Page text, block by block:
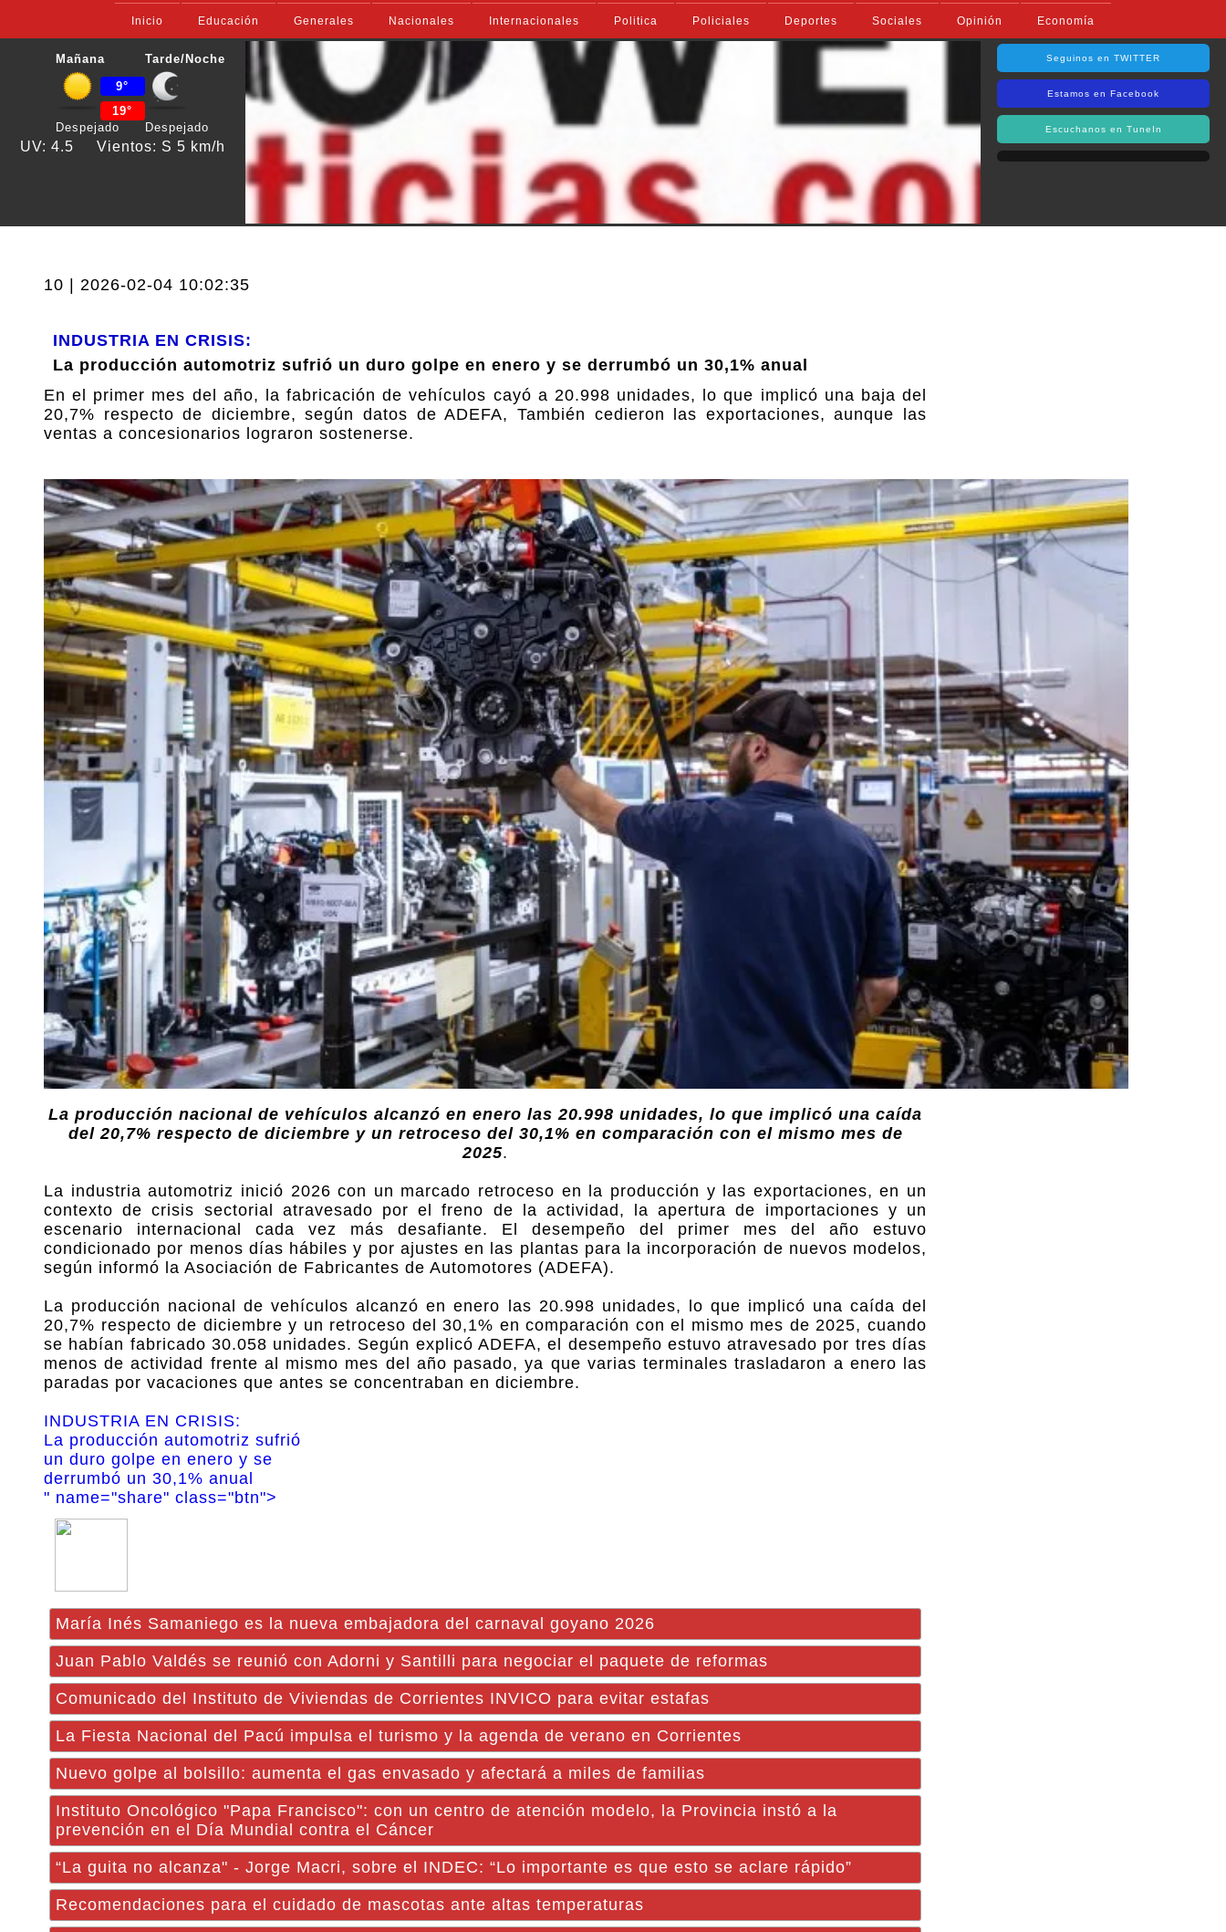
Inicio Educación Generales Nacionales Internacionales Politica Policiales Deportes Sociales Opinión Economía
Mañana
Despejado
9°
19°
Tarde/Noche
Despejado
UV: 4.5 Vientos: S 5 km/h
Seguinos en TWITTER
Estamos en Facebook
Escuchanos en TuneIn
10 | 2026-02-04 10:02:35
INDUSTRIA EN CRISIS:
La producción automotriz sufrió un duro golpe en enero y se derrumbó un 30,1% anual
En el primer mes del año, la fabricación de vehículos cayó a 20.998 unidades, lo que implicó una baja del
20,7% respecto de diciembre, según datos de ADEFA, También cedieron las exportaciones, aunque las
ventas a concesionarios lograron sostenerse.
La producción nacional de vehículos alcanzó en enero las 20.998 unidades, lo que implicó una caída
del 20,7% respecto de diciembre y un retroceso del 30,1% en comparación con el mismo mes de
2025.
La industria automotriz inició 2026 con un marcado retroceso en la producción y las exportaciones, en un
contexto de crisis sectorial atravesado por el freno de la actividad, la apertura de importaciones y un
escenario internacional cada vez más desafiante. El desempeño del primer mes del año estuvo
condicionado por menos días hábiles y por ajustes en las plantas para la incorporación de nuevos modelos,
según informó la Asociación de Fabricantes de Automotores (ADEFA).
La producción nacional de vehículos alcanzó en enero las 20.998 unidades, lo que implicó una caída del
20,7% respecto de diciembre y un retroceso del 30,1% en comparación con el mismo mes de 2025, cuando
se habían fabricado 30.058 unidades. Según explicó ADEFA, el desempeño estuvo atravesado por tres días
menos de actividad frente al mismo mes del año pasado, ya que varias terminales trasladaron a enero las
paradas por vacaciones que antes se concentraban en diciembre.
INDUSTRIA EN CRISIS:
La producción automotriz sufrió
un duro golpe en enero y se
derrumbó un 30,1% anual
" name="share" class="btn">
María Inés Samaniego es la nueva embajadora del carnaval goyano 2026
Juan Pablo Valdés se reunió con Adorni y Santilli para negociar el paquete de reformas
Comunicado del Instituto de Viviendas de Corrientes INVICO para evitar estafas
La Fiesta Nacional del Pacú impulsa el turismo y la agenda de verano en Corrientes
Nuevo golpe al bolsillo: aumenta el gas envasado y afectará a miles de familias
Instituto Oncológico "Papa Francisco": con un centro de atención modelo, la Provincia instó a la
prevención en el Día Mundial contra el Cáncer
“La guita no alcanza" - Jorge Macri, sobre el INDEC: “Lo importante es que esto se aclare rápido”
Recomendaciones para el cuidado de mascotas ante altas temperaturas